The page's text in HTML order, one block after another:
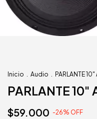
Inicio . Audio . PARLANTE
PARLANTE 10"
$59.000 -26% OFF